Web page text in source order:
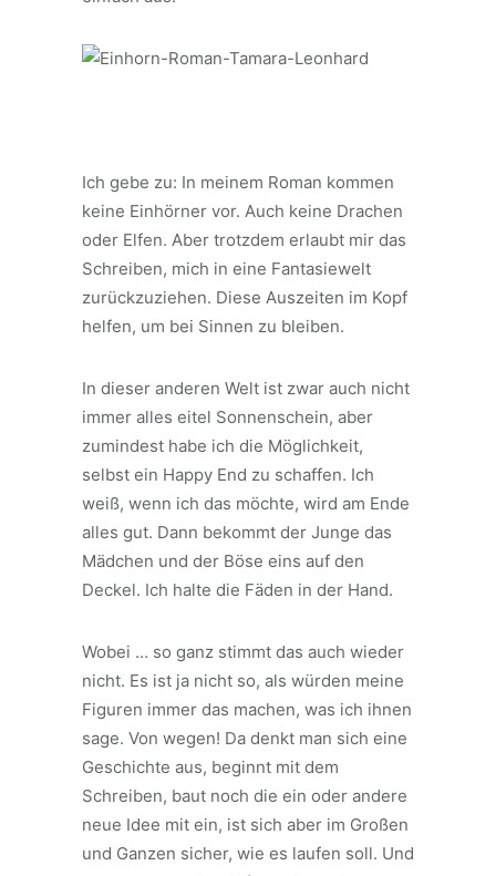
Ich gebe zu: In meinem Roman kommen
keine Einhörner vor. Auch keine Drachen
oder Elfen. Aber trotzdem erlaubt mir das
Schreiben, mich in eine Fantasiewelt
zurückzuziehen. Diese Auszeiten im Kopf
helfen, um bei Sinnen zu bleiben.
In dieser anderen Welt ist zwar auch nicht
immer alles eitel Sonnenschein, aber
zumindest habe ich die Möglichkeit,
selbst ein Happy End zu schaffen. Ich
weiß, wenn ich das möchte, wird am Ende
alles gut. Dann bekommt der Junge das
Mädchen und der Böse eins auf den
Deckel. Ich halte die Fäden in der Hand.
Wobei … so ganz stimmt das auch wieder
nicht. Es ist ja nicht so, als würden meine
Figuren immer das machen, was ich ihnen
sage. Von wegen! Da denkt man sich eine
Geschichte aus, beginnt mit dem
Schreiben, baut noch die ein oder andere
neue Idee mit ein, ist sich aber im Großen
und Ganzen sicher, wie es laufen soll. Und